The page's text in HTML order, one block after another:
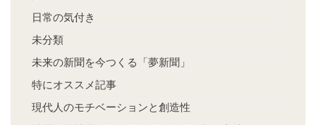
日常の気付き
未分類
未来の新聞を今つくる「夢新聞」
特にオススメ記事
現代人のモチベーションと創造性